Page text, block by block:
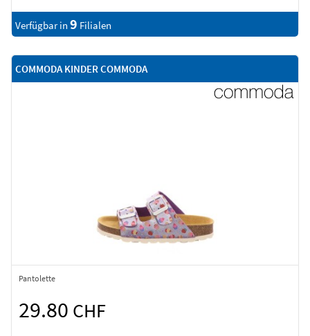
Verfügbar in 9 Filialen
COMMODA KINDER COMMODA
Pantolette
29.80 CHF